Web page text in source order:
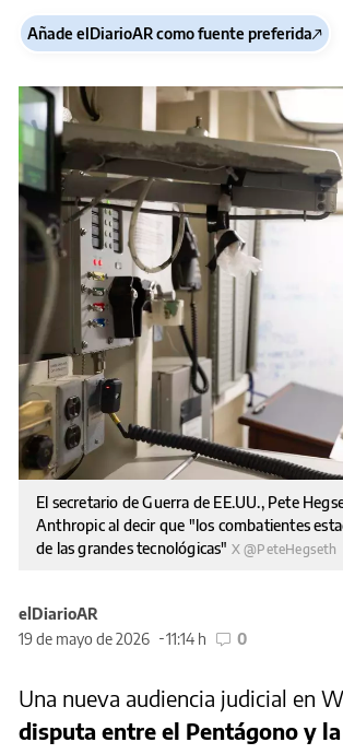
Añade elDiarioAR como fuente preferida
El secretario de Guerra de EE.UU., Pete
Anthropic al decir que "los combatientes
de las grandes tecnológicas" X @PeteHegseth
elDiarioAR
19 de mayo de 2026
11:14 h 0
Una nueva audiencia judicial en
disputa entre el Pentágono y